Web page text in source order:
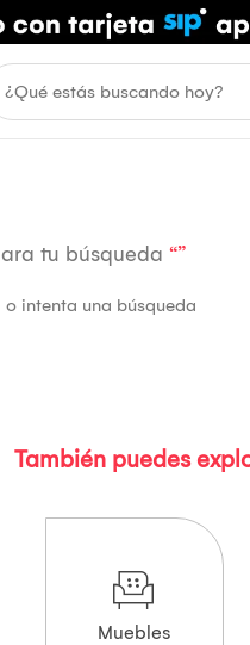
tu búsqueda “”
intenta una búsqueda
También puedes
Muebles